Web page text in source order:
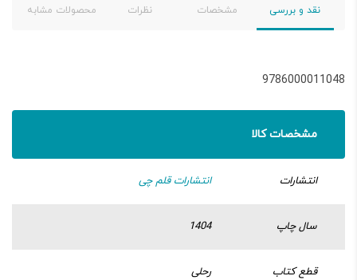
نقد و بررسی مشخصات نظرات محصولات مشابه
9786000011048
مشخصات کالا
انتشارات انتشارات قلم چی
سال چاپ 1404
قطع کتاب رحلی